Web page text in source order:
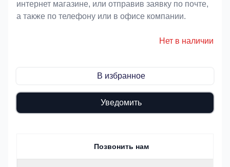
интернет магазине, или отправив заявку по почте,
а также по телефону или в офисе компании.
Нет в наличии
В избранное
Уведомить
Позвонить нам